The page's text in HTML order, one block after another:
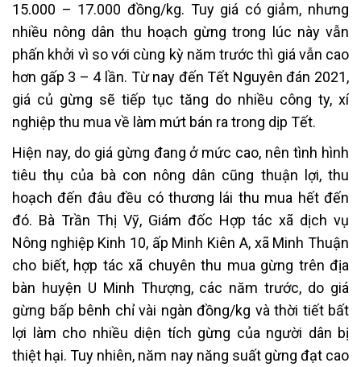
15.000 – 17.000 đồng/kg. Tuy giá có giảm, nhưng
nhiều nông dân thu hoạch gừng trong lúc này vẫn
phấn khởi vì so với cùng kỳ năm trước thì giá vẫn cao
hơn gấp 3 – 4 lần. Từ nay đến Tết Nguyên đán 2021,
giá củ gừng sẽ tiếp tục tăng do nhiều công ty, xí
nghiệp thu mua về làm mứt bán ra trong dịp Tết.
Hiện nay, do giá gừng đang ở mức cao, nên tình hình
tiêu thụ của bà con nông dân cũng thuận lợi, thu
hoạch đến đâu đều có thương lái thu mua hết đến
đó. Bà Trần Thị Vỹ, Giám đốc Hợp tác xã dịch vụ
Nông nghiệp Kinh 10, ấp Minh Kiên A, xã Minh Thuận
cho biết, hợp tác xã chuyên thu mua gừng trên địa
bàn huyện U Minh Thượng, các năm trước, do giá
gừng bấp bênh chỉ vài ngàn đồng/kg và thời tiết bất
lợi làm cho nhiều diện tích gừng của người dân bị
thiệt hại. Tuy nhiên, năm nay năng suất gừng đạt cao